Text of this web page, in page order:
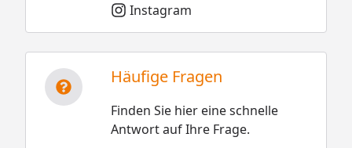
Instagram
Häufige Fragen
Finden Sie hier eine schnelle
Antwort auf Ihre Frage.